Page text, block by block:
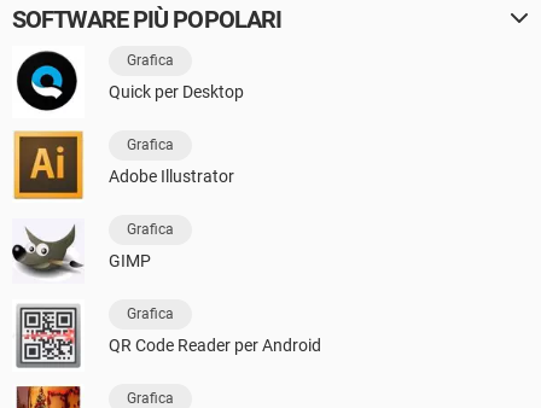
SOFTWARE PIÙ POPOLARI
Grafica
Quick per Desktop
Grafica
Adobe Illustrator
Grafica
GIMP
Grafica
QR Code Reader per Android
Grafica